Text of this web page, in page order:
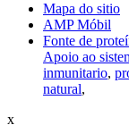
Mapa do sitio
AMP Móbil
Fonte de
Apoio ao
inmunitario,
natural,
x